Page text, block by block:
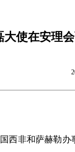
大使在安理
西非和萨赫勒